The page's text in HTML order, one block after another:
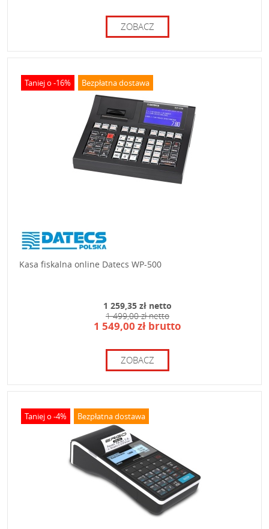
ZOBACZ
Taniej o -16% Bezpłatna dostawa
Kasa fiskalna online Datecs WP-500
1 259,35 zł netto
1 499,00 zł netto
1 549,00 zł brutto
ZOBACZ
Taniej o -4% Bezpłatna dostawa